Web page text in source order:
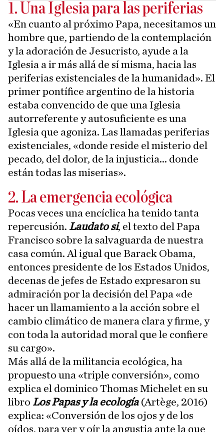
1. Una Iglesia para las periferias
«En cuanto al próximo Papa, necesitamos un
hombre que, partiendo de la contemplación
y la adoración de Jesucristo, ayude a la
Iglesia a ir más allá de sí misma, hacia las
periferias existenciales de la humanidad». El
primer pontífice argentino de la historia
estaba convencido de que una Iglesia
autorreferente y autosuficiente es una
Iglesia que agoniza. Las llamadas periferias
existenciales, «donde reside el misterio del
pecado, del dolor, de la injusticia... donde
están todas las miserias».
2. La emergencia ecológica
Pocas veces una encíclica ha tenido tanta
repercusión. Laudato si, el texto del Papa
Francisco sobre la salvaguarda de nuestra
casa común. Al igual que Barack Obama,
entonces presidente de los Estados Unidos,
decenas de jefes de Estado expresaron su
admiración por la decisión del Papa «de
hacer un llamamiento a la acción sobre el
cambio climático de manera clara y firme, y
con toda la autoridad moral que le confiere
su cargo».
Más allá de la militancia ecológica, ha
propuesto una «triple conversión», como
explica el dominico Thomas Michelet en su
libro Los Papas y la ecología(Artège, 2016)
explica: «Conversión de los ojos y de los
oídos, para ver y oír la angustia ante la que